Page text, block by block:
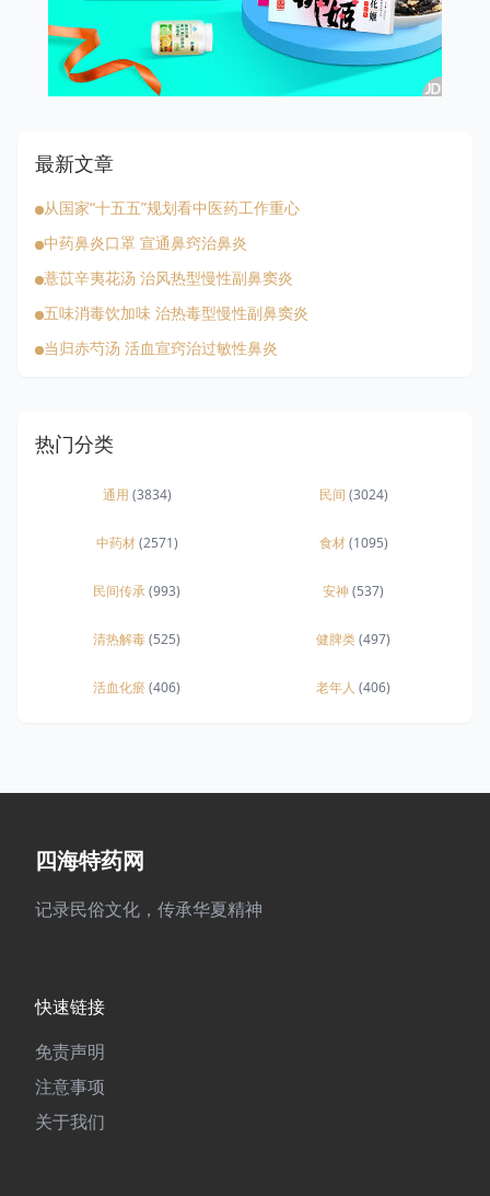
最新文章
从国家“十五五”规划看中医药工作重心
中药鼻炎口罩 宣通鼻窍治鼻炎
薏苡辛夷花汤 治风热型慢性副鼻窦炎
五味消毒饮加味 治热毒型慢性副鼻窦炎
当归赤芍汤 活血宣窍治过敏性鼻炎
热门分类
通用 (3834) 民间 (3024)
中药材(2571) 食材(1095)
民间传承(993) 安神(537)
清热解毒(525) 健脾类(497)
活血化瘀(406) 老年人 (406)
四海特药网
记录民俗文化，传承华夏精神
快速链接
免责声明
注意事项
关于我们